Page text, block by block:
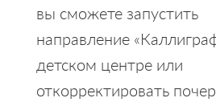
вы сможете запустить
направление
детском центре или
откорректировать